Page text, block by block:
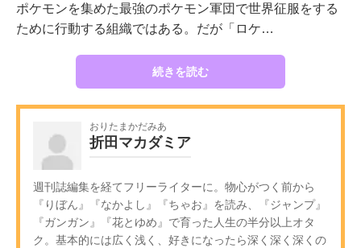
ポケモンを集めた最強のポケモン軍団で世界征服をする
ために行動する組織ではある。だが「ロケ…
続きを読む
おりたまかだみあ
折田マカダミア
週刊誌編集を経てフリーライターに。物心がつく前から
『りぼん』『なかよし』『ちゃお』を読み、『ジャンプ』
『ガンガン』『花とゆめ』で育った人生の半分以上オタ
ク。基本的には広く浅く、好きになったら深く深く深くの